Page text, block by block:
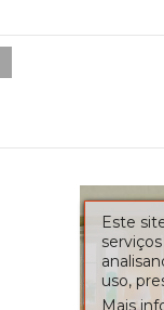
Este
uso,
Mais